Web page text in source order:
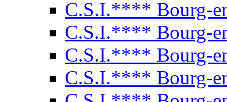
C.S.I.**** Bourg-
C.S.I.**** Bourg-
C.S.I.**** Bourg-
C.S.I.**** Bourg-